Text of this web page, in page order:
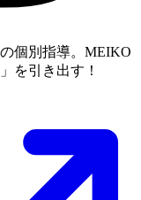
個別指導。MEIKO
を引き出す！